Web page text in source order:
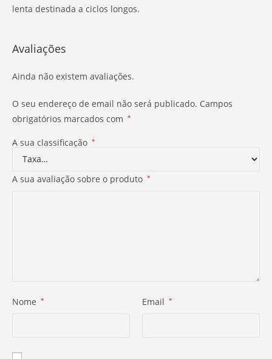
lenta destinada a ciclos longos.
Avaliações
Ainda não existem avaliações.
O seu endereço de email não será publicado. Campos
obrigatórios marcados com *
A sua classificação *
A sua avaliação sobre o produto *
Nome * Email *